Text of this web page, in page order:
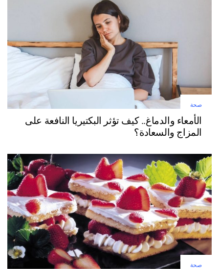
صحة
الأمعاء والدماغ.. كيف تؤثر البكتيريا النافعة على
المزاج والسعادة؟
صحة